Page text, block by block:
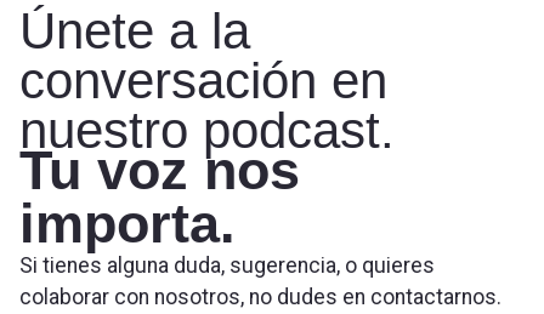
Únete a la
conversación en
nuestro podcast.
Tu voz nos
importa.
Si tienes alguna duda, sugerencia, o quieres
colaborar con nosotros, no dudes en contactarnos.